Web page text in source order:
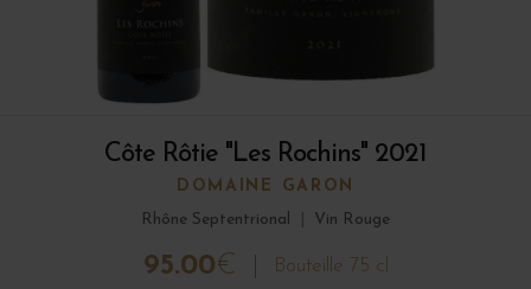
Côte Rôtie "Les Rochins" 2021
DOMAINE GARON
Rhône Septentrional
Vin Rouge
95.00€ Bouteille 75 cl